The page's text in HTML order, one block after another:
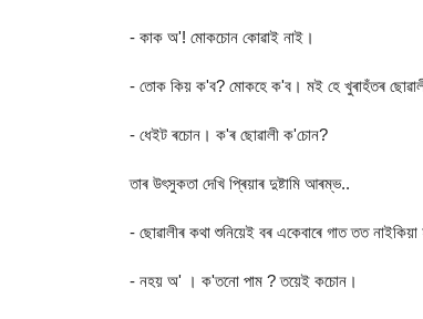
- কাক অ'! মোকচোন কোৱাই নাই।
- তোক কিয় ক'ব? মোকহে ক'ব। মই হে খুৰাহঁতৰ
- ধেইট ৰচোন। ক'ৰ ছোৱালী ক'চোন?
তাৰ উৎসুকতা দেখি প্ৰিয়াৰ দুষ্টামি আৰম্ভ..
- ছোৱালীৰ কথা শুনিয়েই বৰ একেবাৰে গাত তত
- নহয় অ' । ক'তনো পাম ? তয়েই কচোন।